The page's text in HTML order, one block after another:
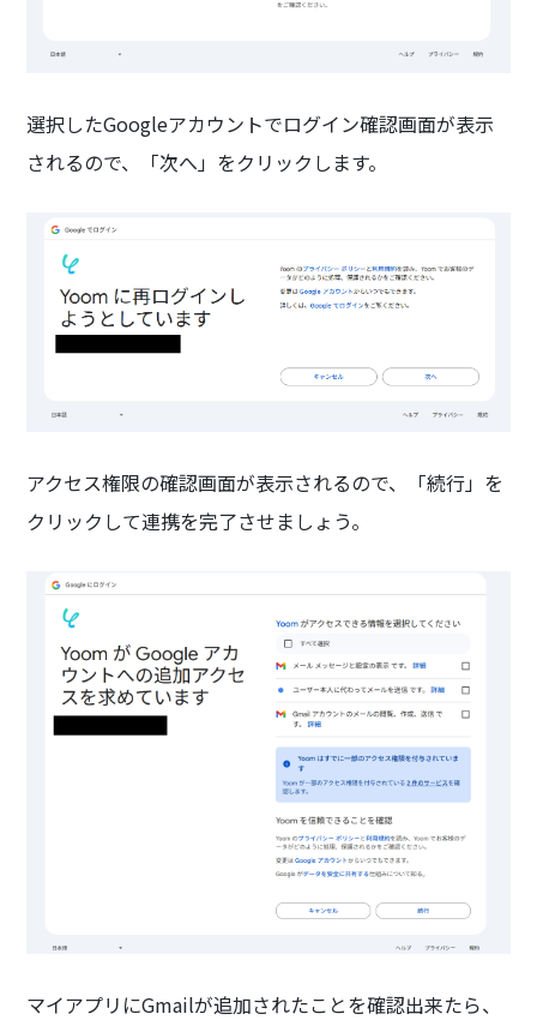
選択したGoogleアカウントでログイン確認画面が表示
されるので、「次へ」をクリックします。
アクセス権限の確認画面が表示されるので、「続行」を
クリックして連携を完了させましょう。
マイアプリにGmailが追加されたことを確認出来たら、